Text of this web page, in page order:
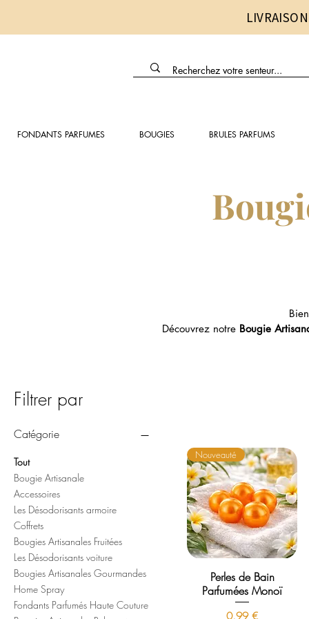
FONDANTS PARFUMES BOUGIES BRULES PARFUMS
Découvrez notre Bougie
Filtrer par
Catégorie
Tout
Bougie Artisanale
Accessoires
Les Désodorisants armoire
Coffrets
Bougies Artisanales Fruitées
Les Désodorisants voiture
Bougies Artisanales Gourmandes
Home Spray
Fondants Parfumés Haute Couture
Nouveauté
Perles de Bain
Parfumées Monoï
Prix
0,99 €